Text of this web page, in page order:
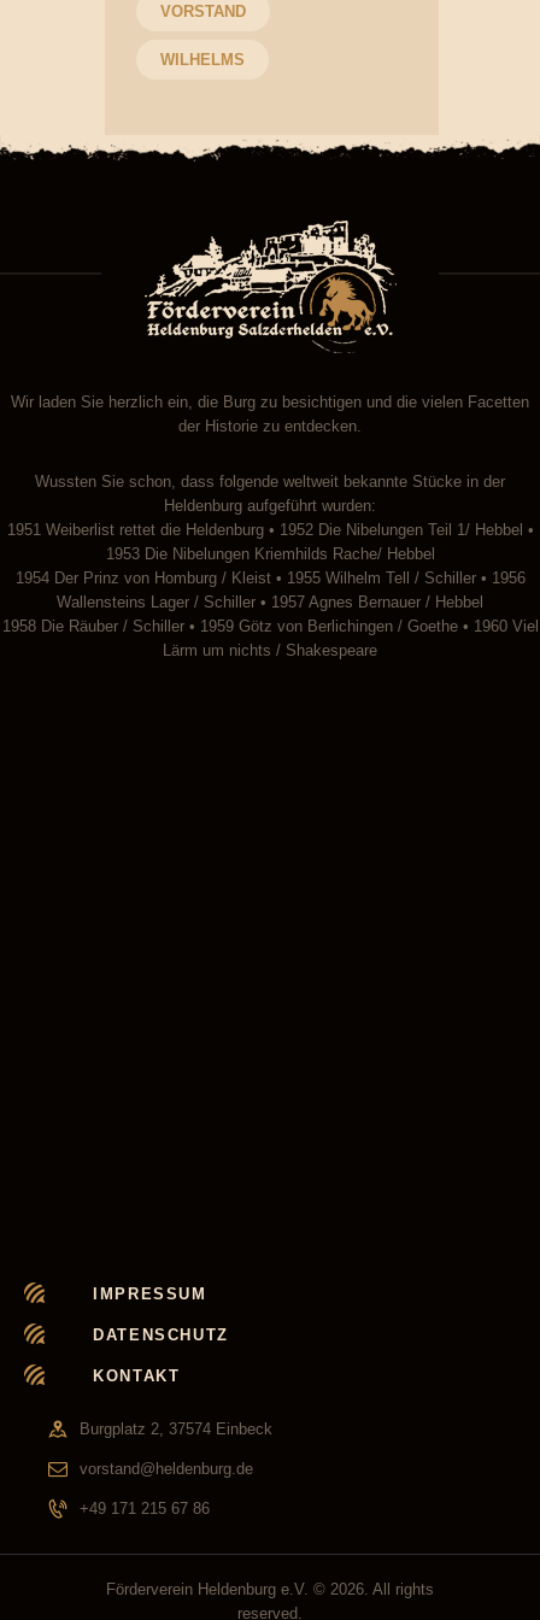
VORSTAND
WILHELMS
Wir laden Sie herzlich ein, die Burg zu besichtigen und die vielen Facetten
der Historie zu entdecken.
Wussten Sie schon, dass folgende weltweit bekannte Stücke in der
Heldenburg aufgeführt wurden:
1951 Weiberlist rettet die Heldenburg • 1952 Die Nibelungen Teil 1/ Hebbel •
1953 Die Nibelungen Kriemhilds Rache/ Hebbel
1954 Der Prinz von Homburg / Kleist • 1955 Wilhelm Tell / Schiller • 1956
Wallensteins Lager / Schiller • 1957 Agnes Bernauer / Hebbel
1958 Die Räuber / Schiller • 1959 Götz von Berlichingen / Goethe • 1960 Viel
Lärm um nichts / Shakespeare
IMPRESSUM
DATENSCHUTZ
KONTAKT
Burgplatz 2, 37574 Einbeck
vorstand@heldenburg.de
+49 171 215 67 86
Förderverein Heldenburg e.V. © 2026. All rights
reserved.